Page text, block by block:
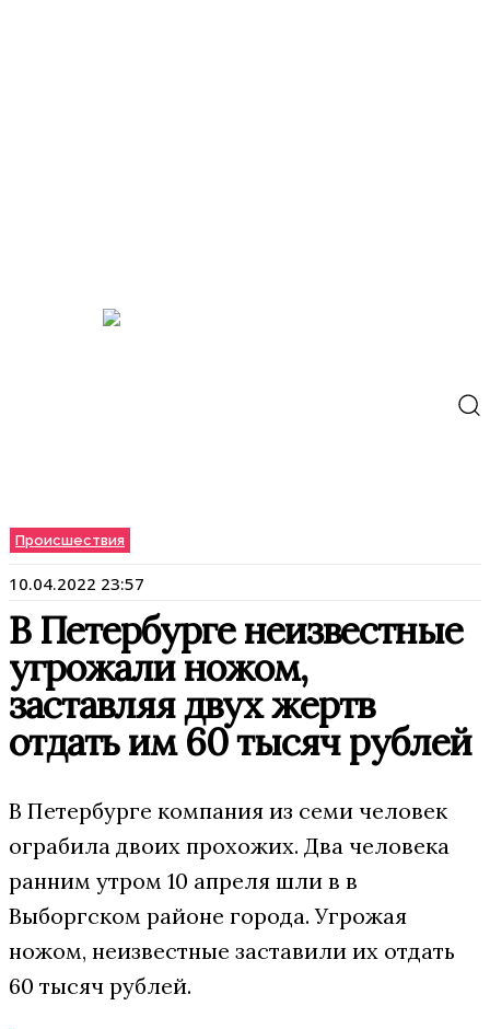
Происшествия
10.04.2022 23:57
В Петербурге неизвестные
угрожали ножом,
заставляя двух жертв
отдать им 60 тысяч рублей
В Петербурге компания из семи человек
ограбила двоих прохожих. Два человека
ранним утром 10 апреля шли в в
Выборгском районе города. Угрожая
ножом, неизвестные заставили их отдать
60 тысяч рублей.